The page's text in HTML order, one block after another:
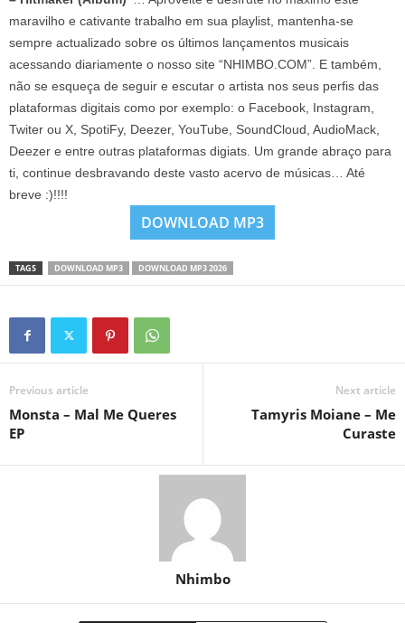
maravilho e cativante trabalho em sua playlist, mantenha-se
sempre actualizado sobre os últimos lançamentos musicais
acessando diariamente o nosso site “NHIMBO.COM”. E também,
não se esqueça de seguir e escutar o artista nos seus perfis das
plataformas digitais como por exemplo: o Facebook, Instagram,
Twiter ou X, SpotiFy, Deezer, YouTube, SoundCloud, AudioMack,
Deezer e entre outras plataformas digiats. Um grande abraço para
ti, continue desbravando deste vasto acervo de músicas… Até
breve :)!!!!
DOWNLOAD MP3
TAGS DOWNLOAD MP3 DOWNLOAD MP3 2026
Previous article
Monsta – Mal Me Queres
EP
Next article
Tamyris Moiane – Me
Curaste
Nhimbo